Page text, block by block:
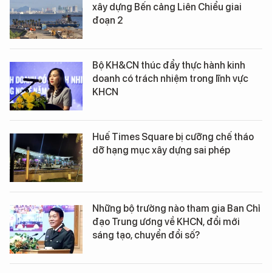
xây dựng Bến cảng Liên Chiểu giai
đoạn 2
Bộ KH&CN thúc đẩy thực hành kinh
doanh có trách nhiệm trong lĩnh vực
KHCN
Huế Times Square bị cưỡng chế tháo
dỡ hạng mục xây dựng sai phép
Những bộ trưởng nào tham gia Ban Chỉ
đạo Trung ương về KHCN, đổi mới
sáng tạo, chuyển đổi số?